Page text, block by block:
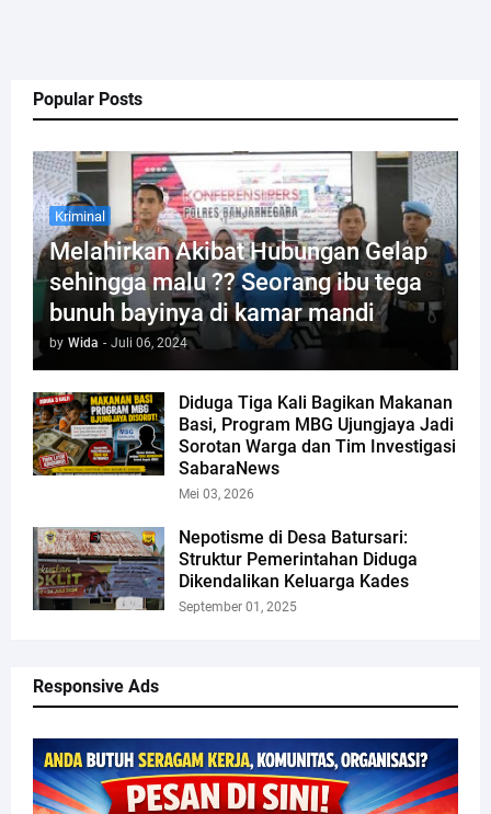
Popular Posts
Kriminal
Melahirkan Akibat Hubungan Gelap
sehingga malu ?? Seorang ibu tega
bunuh bayinya di kamar mandi
by Wida - Juli 06, 2024
Diduga Tiga Kali Bagikan Makanan
Basi, Program MBG Ujungjaya Jadi
Sorotan Warga dan Tim Investigasi
SabaraNews
Mei 03, 2026
Nepotisme di Desa Batursari:
Struktur Pemerintahan Diduga
Dikendalikan Keluarga Kades
September 01, 2025
Responsive Ads